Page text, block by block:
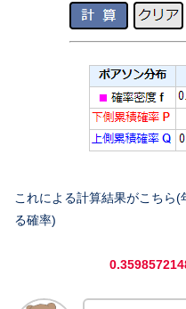
これによる計算結果がこちら
る確率)